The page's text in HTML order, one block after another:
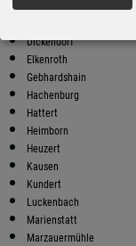
Dickendorf
Elkenroth
Gebhardshain
Hachenburg
Hattert
Heimborn
Heuzert
Kausen
Kundert
Luckenbach
Marienstatt
Marzauermühle